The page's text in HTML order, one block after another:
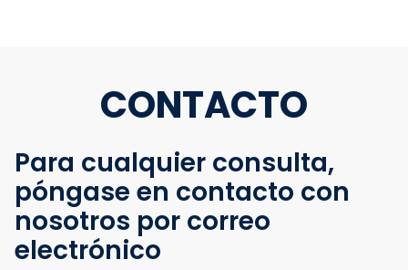
CONTACTO
Para cualquier consulta,
póngase en contacto con
nosotros por correo
electrónico